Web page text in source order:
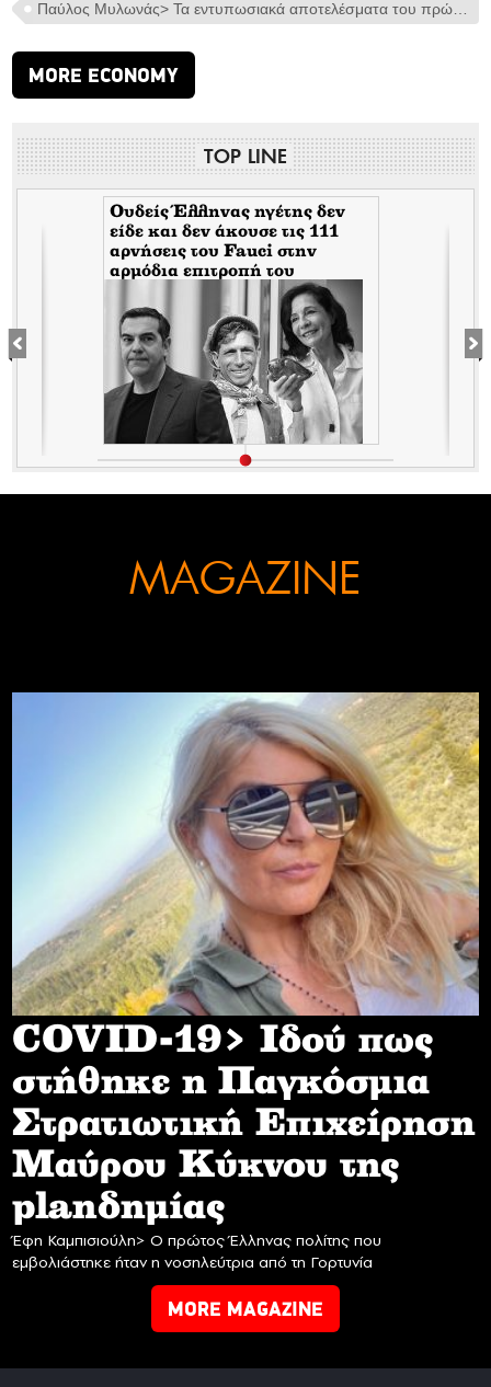
MORE ECONOMY
TOP LINE
Ουδείς Έλληνας ηγέτης δεν
είδε και δεν άκουσε τις 111
αρνήσεις του Fauci στην
αρμόδια επιτροπή του
Κογκρέσου. Δείτε γιατί!
MAGAZINE
COVID-19> Iδού πως
στήθηκε η Παγκόσμια
Στρατιωτική Επιχείρηση
Mαύρου Κύκνου της
planδημίας
Έφη Καμπισιούλη> Ο πρώτος Έλληνας πολίτης που
εμβολιάστηκε ήταν η νοσηλεύτρια από τη Γορτυνία
MORE MAGAZINE